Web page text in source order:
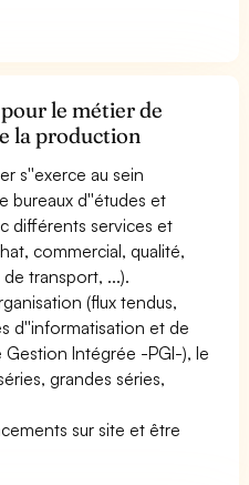
le métier de
la production
s''exerce au sein
bureaux d''études et
différents services et
commercial, qualité,
transport, ...).
(flux tendus,
d''informatisation et de
Intégrée -PGI-), le
grandes séries,
sur site et être